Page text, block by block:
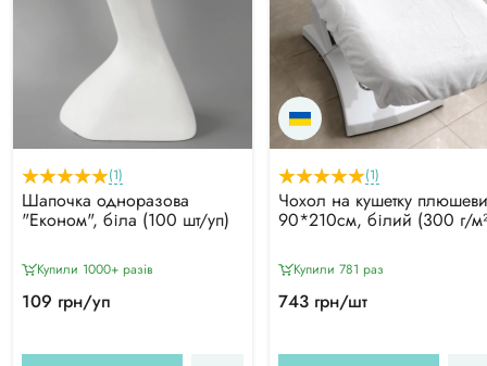
(1)
Шапочка одноразова
"Економ", біла (100 шт/уп)
Купили 1000+ разiв
109 грн/уп
(1)
Чохол на кушетку
90*210см, білий (300 г/
Купили 781 раз
743 грн/шт